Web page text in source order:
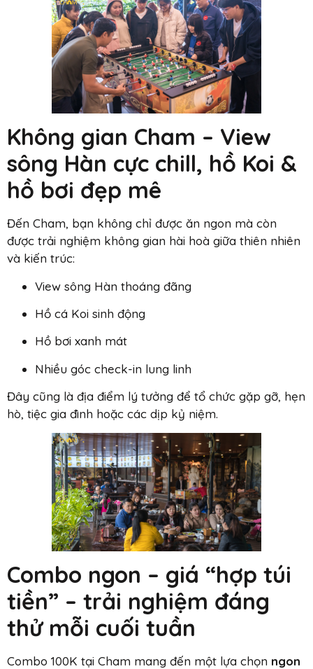
Không gian Cham – View
sông Hàn cực chill, hồ Koi &
hồ bơi đẹp mê
Đến Cham, bạn không chỉ được ăn ngon mà còn
được trải nghiệm không gian hài hoà giữa thiên nhiên
và kiến trúc:
View sông Hàn thoáng đãng
Hồ cá Koi sinh động
Hồ bơi xanh mát
Nhiều góc check-in lung linh
Đây cũng là địa điểm lý tưởng để tổ chức gặp gỡ, hẹn
hò, tiệc gia đình hoặc các dịp kỷ niệm.
Combo ngon – giá “hợp túi
tiền” – trải nghiệm đáng
thử mỗi cuối tuần
Combo 100K tại Cham mang đến một lựa chọn ngon